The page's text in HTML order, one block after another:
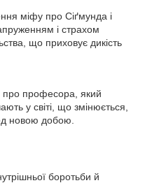
міфу про Сіґмунда і
і страхом
що приховує дикість
про професора, який
у світі, що змінюється,
новою добою.
боротьби й